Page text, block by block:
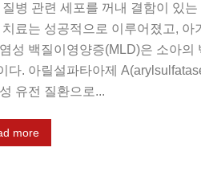
질병 관련 세포를 꺼내 결함이 있
치료는 성공적으로 이루어졌고, 아
성 백질이영양증(MLD)은 소아의
다. 아릴설파타아제
유전 질환으로...
more